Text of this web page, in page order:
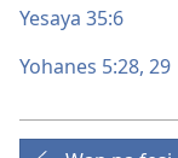
Yesaya 35:6
Yohanes 5:28, 29